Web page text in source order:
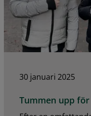
30 januari 2025
Tummen upp